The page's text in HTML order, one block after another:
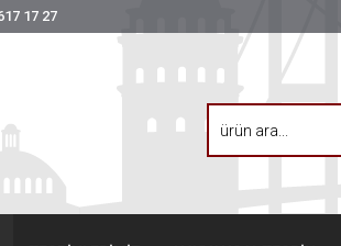
17 27